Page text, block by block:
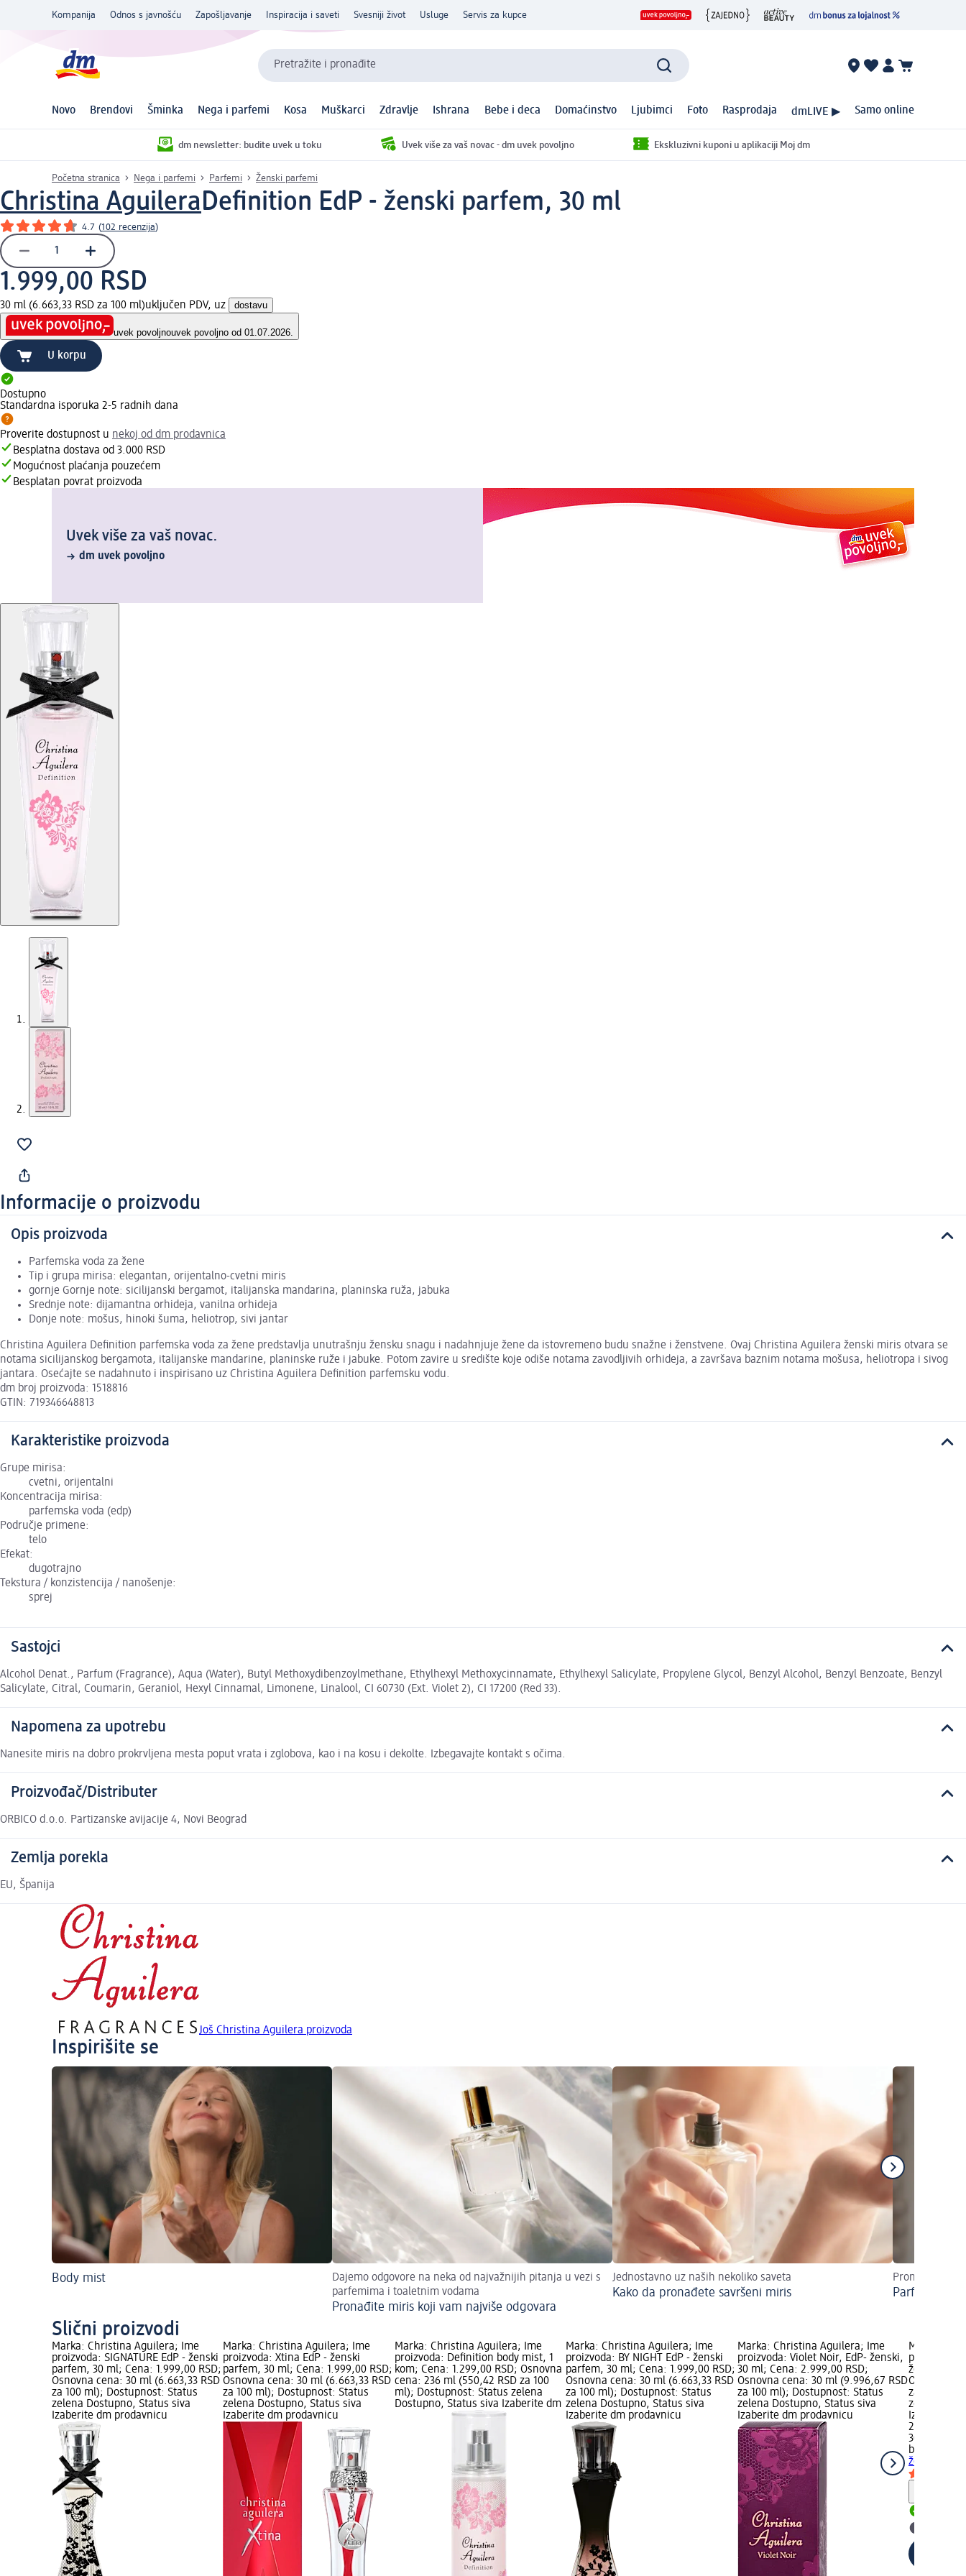
Kompanija Odnos s javnošću Zapošljavanje Inspiracija i saveti Svesniji život Usluge Servis za kupce
Pretražite i pronađite
Novo Brendovi Šminka Nega i parfemi Kosa Muškarci Zdravlje Ishrana Bebe i deca Domaćinstvo Ljubimci Foto Rasprodaja dmLIVE ▶ Samo online
dm newsletter: budite uvek u toku Uvek više za vaš novac - dm uvek povoljno Ekskluzivni kuponi u aplikaciji Moj dm
Početna stranica Nega i parfemi Parfemi Ženski parfemi
Christina AguileraDefinition EdP - ženski parfem, 30 ml
4.7 (102 recenzija)
1.999,00 RSD
30 ml (6.663,33 RSD za 100 ml)uključen PDV, uz dostavu
uvek povoljnouvek povoljno od 01.07.2026.
U korpu
Dostupno
Standardna isporuka 2-5 radnih dana
Proverite dostupnost u nekoj od dm prodavnica
Besplatna dostava od 3.000 RSD
Mogućnost plaćanja pouzećem
Besplatan povrat proizvoda
Uvek više za vaš novac.
dm uvek povoljno
Informacije o proizvodu
Opis proizvoda
Parfemska voda za žene
Tip i grupa mirisa: elegantan, orijentalno-cvetni miris
gornje Gornje note: sicilijanski bergamot, italijanska mandarina, planinska ruža, jabuka
Srednje note: dijamantna orhideja, vanilna orhideja
Donje note: mošus, hinoki šuma, heliotrop, sivi jantar
Christina Aguilera Definition parfemska voda za žene predstavlja unutrašnju žensku snagu i nadahnjuje žene da istovremeno budu snažne i ženstvene. Ovaj Christina Aguilera ženski miris otvara se
notama sicilijanskog bergamota, italijanske mandarine, planinske ruže i jabuke. Potom zavire u središte koje odiše notama zavodljivih orhideja, a završava baznim notama mošusa, heliotropa i sivog
jantara. Osećajte se nadahnuto i inspirisano uz Christina Aguilera Definition parfemsku vodu.
dm broj proizvoda: 1518816
GTIN: 719346648813
Karakteristike proizvoda
Grupe mirisa:
cvetni, orijentalni
Koncentracija mirisa:
parfemska voda (edp)
Područje primene:
telo
Efekat:
dugotrajno
Tekstura / konzistencija / nanošenje:
sprej
Sastojci
Alcohol Denat., Parfum (Fragrance), Aqua (Water), Butyl Methoxydibenzoylmethane, Ethylhexyl Methoxycinnamate, Ethylhexyl Salicylate, Propylene Glycol, Benzyl Alcohol, Benzyl Benzoate, Benzyl
Salicylate, Citral, Coumarin, Geraniol, Hexyl Cinnamal, Limonene, Linalool, CI 60730 (Ext. Violet 2), CI 17200 (Red 33).
Napomena za upotrebu
Nanesite miris na dobro prokrvljena mesta poput vrata i zglobova, kao i na kosu i dekolte. Izbegavajte kontakt s očima.
Proizvođač/Distributer
ORBICO d.o.o. Partizanske avijacije 4, Novi Beograd
Zemlja porekla
EU, Španija
Još Christina Aguilera proizvoda
Inspirišite se
Body mist
Dajemo odgovore na neka od najvažnijih pitanja u vezi s
parfemima i toaletnim vodama
Pronađite miris koji vam najviše odgovara
Jednostavno uz naših nekoliko saveta
Kako da pronađete savršeni miris
Pronađite vaš
Parfemski
Slični proizvodi
Marka: Christina Aguilera; Ime
proizvoda: SIGNATURE EdP - ženski
parfem, 30 ml; Cena: 1.999,00 RSD;
Osnovna cena: 30 ml (6.663,33 RSD
za 100 ml); Dostupnost: Status
zelena Dostupno, Status siva
Izaberite dm prodavnicu
Marka: Christina Aguilera; Ime
proizvoda: Xtina EdP - ženski
parfem, 30 ml; Cena: 1.999,00 RSD;
Osnovna cena: 30 ml (6.663,33 RSD
za 100 ml); Dostupnost: Status
zelena Dostupno, Status siva
Izaberite dm prodavnicu
Marka: Christina Aguilera; Ime
proizvoda: Definition body mist, 1
kom; Cena: 1.299,00 RSD; Osnovna
cena: 236 ml (550,42 RSD za 100
ml); Dostupnost: Status zelena
Dostupno, Status siva Izaberite dm
Marka: Christina Aguilera; Ime
proizvoda: BY NIGHT EdP - ženski
parfem, 30 ml; Cena: 1.999,00 RSD;
Osnovna cena: 30 ml (6.663,33 RSD
za 100 ml); Dostupnost: Status
zelena Dostupno, Status siva
Izaberite dm prodavnicu
Marka: Christina Aguilera; Ime
proizvoda: Violet Noir, EdP- ženski,
30 ml; Cena: 2.999,00 RSD;
Osnovna cena: 30 ml (9.996,67 RSD
za 100 ml); Dostupnost: Status
zelena Dostupno, Status siva
Izaberite dm prodavnicu
Marka:
proizvoda:
ženski, 30
Osnovna
za 10 ml);
zelena
Izaberite
2.199,00
30 ml
bruno
ženski, 30